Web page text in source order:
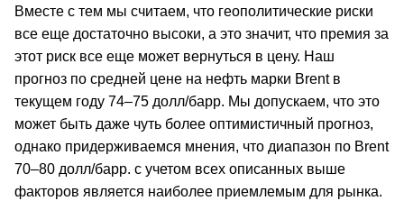
Вместе с тем мы считаем, что геополитические риски
все еще достаточно высоки, а это значит, что премия за
этот риск все еще может вернуться в цену. Наш
прогноз по средней цене на нефть марки Brent в
текущем году 74–75 долл/барр. Мы допускаем, что это
может быть даже чуть более оптимистичный прогноз,
однако придерживаемся мнения, что диапазон по Brent
70–80 долл/барр. с учетом всех описанных выше
факторов является наиболее приемлемым для рынка.